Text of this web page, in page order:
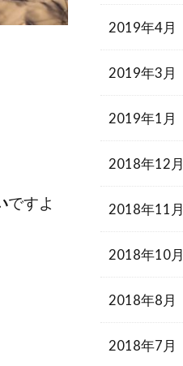
ですよ
2019年4月
2019年3月
2019年1月
2018年12月
2018年11月
2018年10月
2018年8月
2018年7月